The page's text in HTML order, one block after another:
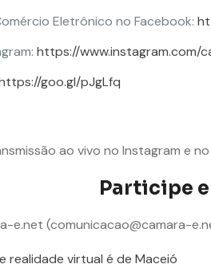
Eletrônico no Facebook:
https://www.instagram.com/
goo.gl/pJgLfq
ao vivo no Instagram e
Participe
e.net (comunicacao@camara-
realidade virtual é de Maceió